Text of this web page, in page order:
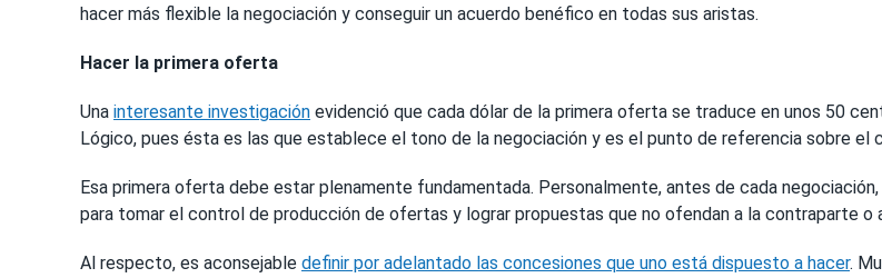
hacer más flexible la negociación y conseguir un acuerdo benéfico en todas sus aristas.
Hacer la primera oferta
Una interesante investigación evidenció que cada dólar de la primera oferta se traduce en unos 50
Lógico, pues ésta es las que establece el tono de la negociación y es el punto de referencia sobre el
Esa primera oferta debe estar plenamente fundamentada. Personalmente, antes de cada
para tomar el control de producción de ofertas y lograr propuestas que no ofendan a la contraparte o
Al respecto, es aconsejable definir por adelantado las concesiones que uno está dispuesto a hacer.